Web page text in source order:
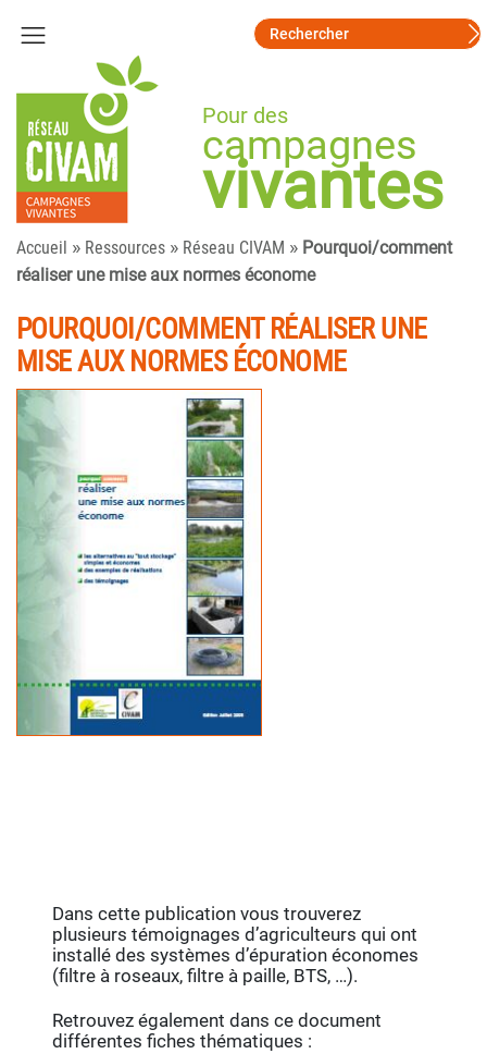
Pour des
campagnes
vivantes
Accueil » Ressources » Réseau CIVAM » Pourquoi/comment
réaliser une mise aux normes économe
POURQUOI/COMMENT RÉALISER UNE
MISE AUX NORMES ÉCONOME
Dans cette publication vous trouverez
plusieurs témoignages d’agriculteurs qui ont
installé des systèmes d’épuration économes
(filtre à roseaux, filtre à paille, BTS, …).
Retrouvez également dans ce document
différentes fiches thématiques :